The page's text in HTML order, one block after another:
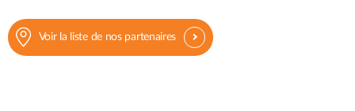
Voir la liste de nos partenaires